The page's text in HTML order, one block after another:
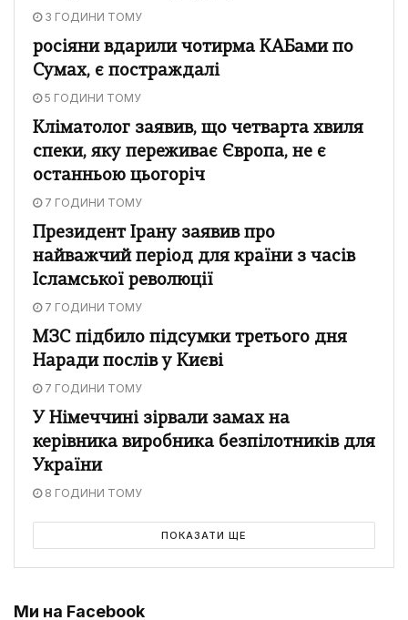
3 ГОДИНИ ТОМУ
росіяни вдарили чотирма КАБами по
Сумах, є постраждалі
5 ГОДИНИ ТОМУ
Кліматолог заявив, що четварта хвиля
спеки, яку переживає Європа, не є
останньою цьогоріч
7 ГОДИНИ ТОМУ
Президент Ірану заявив про
найважчий період для країни з часів
Ісламської революції
7 ГОДИНИ ТОМУ
МЗС підбило підсумки третього дня
Наради послів у Києві
7 ГОДИНИ ТОМУ
У Німеччині зірвали замах на
керівника виробника безпілотників для
України
8 ГОДИНИ ТОМУ
ПОКАЗАТИ ЩЕ
Ми на Facebook